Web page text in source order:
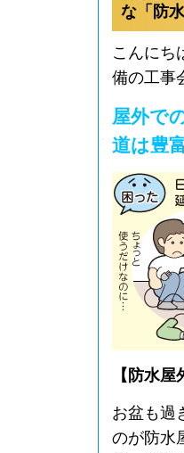
な「防
こんにち
備の工事
屋外で
道は豊
【防水屋
お盆も過
のが防水